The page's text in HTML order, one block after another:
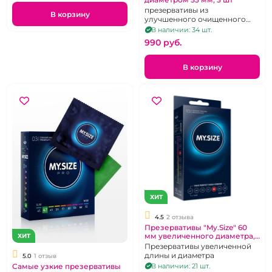
В корзину
презервативы из
улучшенного очищенного
латекса 3 шт
В наличии: 34 шт.
990 pуб.
В корзину
ХИТ
5.0 1 отзыв
Самые узкие презервативы
ХИТ
4.5 2 отзыва
Презервативы "My.Size" 60
мм увеличенного диаметра,
10 шт
Презервативы увеличенной
длины и диаметра
В наличии: 21 шт.